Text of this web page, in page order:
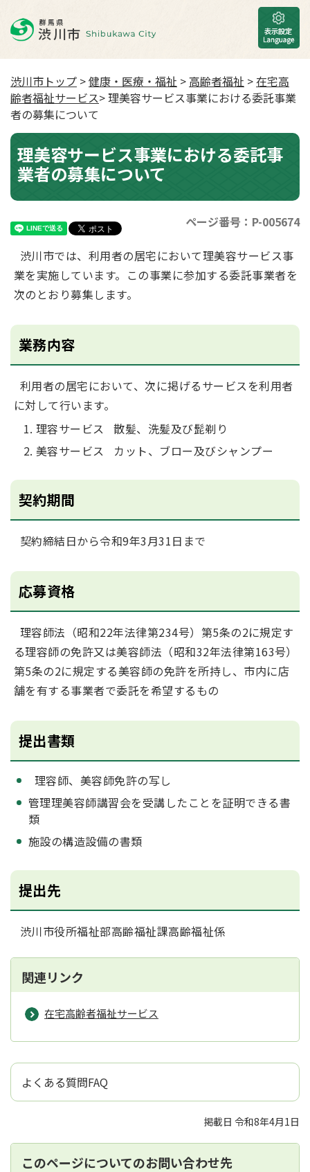
渋川市トップ >健康・医療・福祉 >高齢者福祉 >在宅高
齢者福祉サービス> 理美容サービス事業における委託事業
者の募集について
理美容サービス事業における委託事
業者の募集について
ページ番号：P-005674
渋川市では、利用者の居宅において理美容サービス事
業を実施しています。この事業に参加する委託事業者を
次のとおり募集します。
業務内容
利用者の居宅において、次に掲げるサービスを利用者
に対して行います。
理容サービス 散髪、洗髪及び髭剃り
美容サービス カット、ブロー及びシャンプー
契約期間
契約締結日から令和9年3月31日まで
応募資格
理容師法（昭和22年法律第234号）第5条の2に規定す
る理容師の免許又は美容師法（昭和32年法律第163号）
第5条の2に規定する美容師の免許を所持し、市内に店
舗を有する事業者で委託を希望するもの
提出書類
理容師、美容師免許の写し
管理理美容師講習会を受講したことを証明できる書
類
施設の構造設備の書類
提出先
渋川市役所福祉部高齢福祉課高齢福祉係
関連リンク
在宅高齢者福祉サービス
よくある質問FAQ
掲載日 令和8年4月1日
このページについてのお問い合わせ先